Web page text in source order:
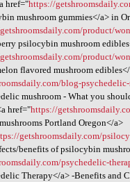
href="https://
mushroom gummies</a> in
product/
psilocybin mushroom
product/
flavored mushroom
blog-
mushroom - What you
href="https://
Portland Oregon</a>
getshroomsdaily.com/
benefits of psilocybin
psychedelic-
Therapy</a> -Benefits and